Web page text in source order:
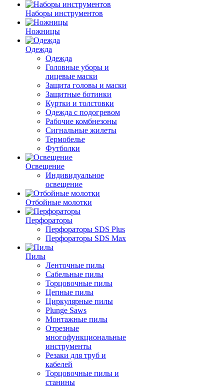
Наборы инструментов
Ножницы
Одежда
Одежда
Головные уборы и
лицевые маски
Защита головы и маски
Защитные ботинки
Куртки и толстовки
Одежда с подогревом
Рабочие комбнезоны
Сигнальные жилеты
Термобелье
Футболки
Освещение
Индивидуальное
освещение
Отбойные молотки
Перфораторы
Перфораторы SDS Plus
Перфораторы SDS Max
Пилы
Ленточные пилы
Сабельные пилы
Торцовочные пилы
Цепные пилы
Циркулярные пилы
Plunge Saws
Монтажные пилы
Отрезные
многофункциональные
инструменты
Резаки для труб и
кабелей
Торцовочные пилы и
станины